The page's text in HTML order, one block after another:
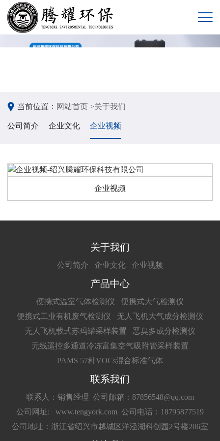
当前位置： 网站首页 >关于我们
公司简介 企业文化 企业视频
企业视频
关于我们
公司简介 企业文化 企业视频
产品中心
便携式温室气体检测仪
便携式大气检测仪
便携式工业有机废气检测仪
无人飞机大气成分检测仪
无人飞机载式苏玛罐采样装置
恶臭多成分检测仪
无线遥控多通道冷冻富集空气吸附管采样装置
PAMS 57种VOCs混合标准气体
联系我们
联系人：销售经理 公司邮箱：87856548@qq.com
公司网址: www.tengyork.com 公司电话：18795877519
公司地址：浙江省绍兴市越城区洋泾湖科创园2号楼206室